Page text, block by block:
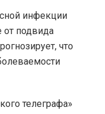
инфекции
от подвида
что
телеграфа»